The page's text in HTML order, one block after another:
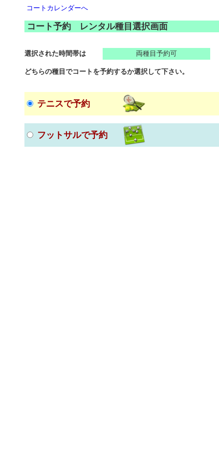
コートカレンダーへ
コート予約 レンタル種目選択画面
選択された時間帯は 両種目予約可
どちらの種目でコートを予約するか選択して下さい。
テニスで予約
フットサルで予約